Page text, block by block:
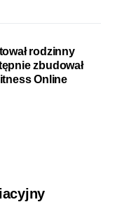
rodzinny
zbudował
Online